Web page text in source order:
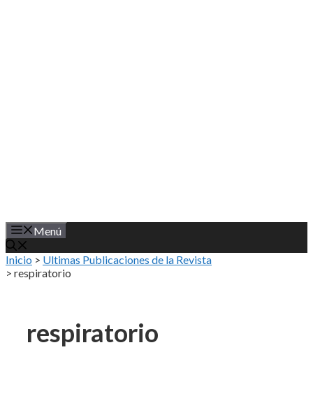
Menú
Inicio > Ultimas Publicaciones de la Revista
> respiratorio
respiratorio